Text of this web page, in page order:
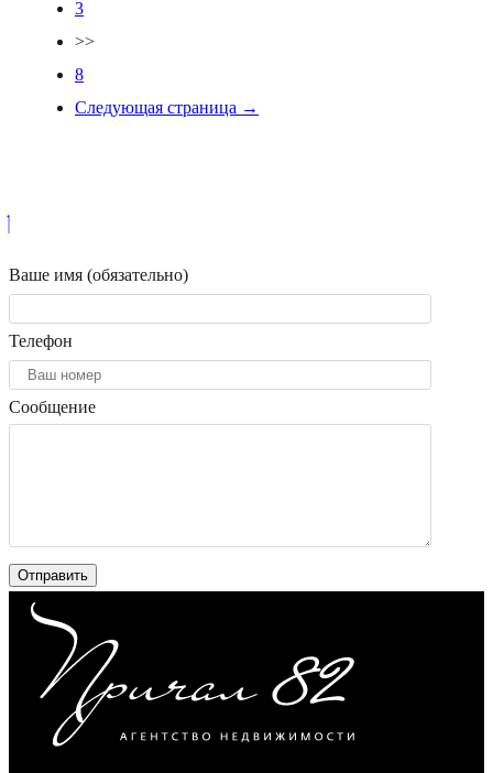
3
>>
8
Следующая страница →
Ваше имя (обязательно)
Телефон
Сообщение